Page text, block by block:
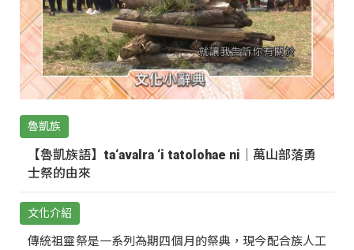
魯凱族
【魯凱族語】ta‘avalra ‘i tatolohae ni｜萬山部落勇
士祭的由來
文化介紹
傳統祖靈祭是一系列為期四個月的祭典，現今配合族人工